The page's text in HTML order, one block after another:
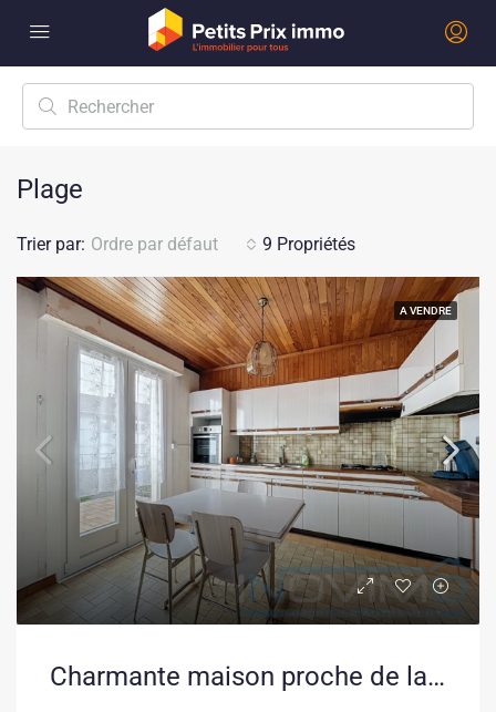
Plage
9 Propriétés
Trier par: Ordre par défaut
A VENDRE
Charmante maison proche de la plage à Leffrinckoucke avec jardin exposé plein sud